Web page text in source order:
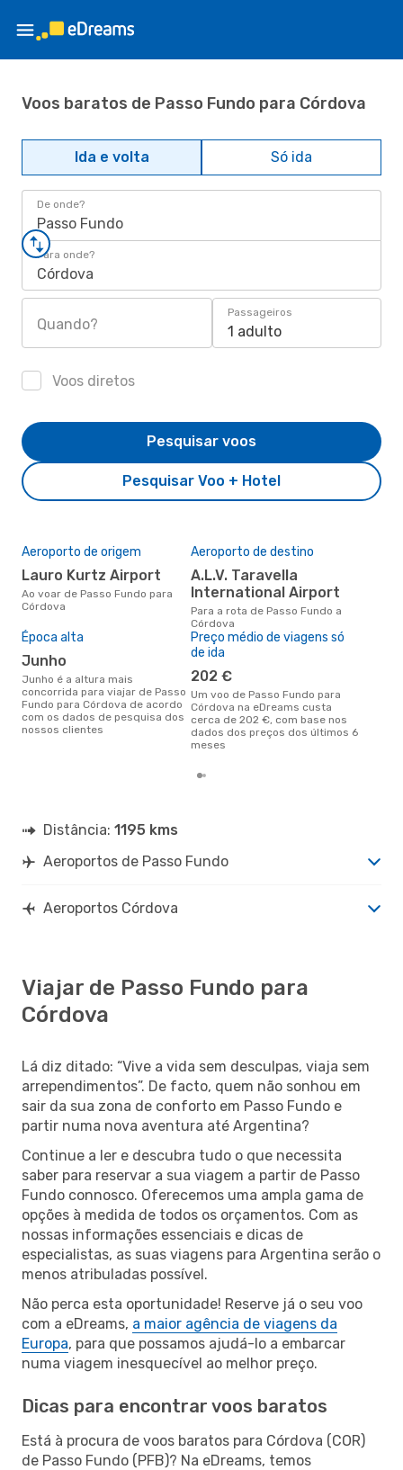
Voos baratos de Passo Fundo para Córdova
Ida e volta Só ida
De onde?
Passo Fundo
Para onde?
Córdova
Quando?
Passageiros
1 adulto
Voos diretos
Pesquisar Voo + Hotel
Pesquisar voos
Aeroporto de origem
Lauro Kurtz Airport
Ao voar de Passo Fundo para
Córdova
Aeroporto de destino
A.L.V. Taravella
International Airport
Para a rota de Passo Fundo a
Córdova
Época alta
junho
junho é a altura mais
concorrida para viajar de Passo
Fundo para Córdova de acordo
com os dados de pesquisa dos
nossos clientes
Preço médio de viagens só
de ida
202 €
Um voo de Passo Fundo para
Córdova na eDreams custa
cerca de 202 €, com base nos
dados dos preços dos últimos 6
meses
Distância: 1195 kms
Aeroportos de Passo Fundo
Aeroportos Córdova
Viajar de Passo Fundo para
Córdova
Lá diz ditado: “Vive a vida sem desculpas, viaja sem
arrependimentos”. De facto, quem não sonhou em
sair da sua zona de conforto em Passo Fundo e
partir numa nova aventura até Argentina?
Continue a ler e descubra tudo o que necessita
saber para reservar a sua viagem a partir de Passo
Fundo connosco. Oferecemos uma ampla gama de
opções à medida de todos os orçamentos. Com as
nossas informações essenciais e dicas de
especialistas, as suas viagens para Argentina serão o
menos atribuladas possível.
Não perca esta oportunidade! Reserve já o seu voo
com a eDreams, a maior agência de viagens da
Europa, para que possamos ajudá-lo a embarcar
numa viagem inesquecível ao melhor preço.
Dicas para encontrar voos baratos
Está à procura de voos baratos para Córdova (COR)
de Passo Fundo (PFB)? Na eDreams, temos